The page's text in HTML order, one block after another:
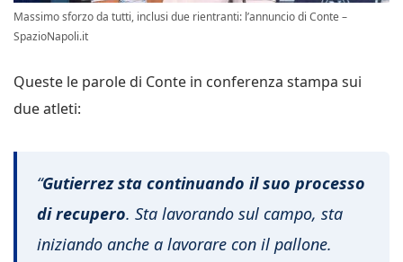
Massimo sforzo da tutti, inclusi due rientranti: l’annuncio di Conte –
SpazioNapoli.it
Queste le parole di Conte in conferenza stampa sui
due atleti:
“Gutierrez sta continuando il suo processo
di recupero. Sta lavorando sul campo, sta
iniziando anche a lavorare con il pallone.